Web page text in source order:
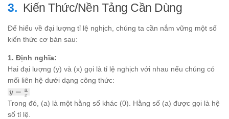
Kiến Thức/Nền Tảng Cần Dùng
Để hiểu về đại lượng tỉ lệ nghịch, chúng ta cần nắm vững một số
kiến thức cơ bản sau:
1. Định nghĩa:
Hai đại lượng (y) và (x) gọi là tỉ lệ nghịch với nhau nếu chúng có
mối liên hệ dưới dạng công thức:
y =
\frac{a}
{x}
y = x
a
Trong đó, (a) là một hằng số khác (0). Hằng số (a) được gọi là hệ
số tỉ lệ.